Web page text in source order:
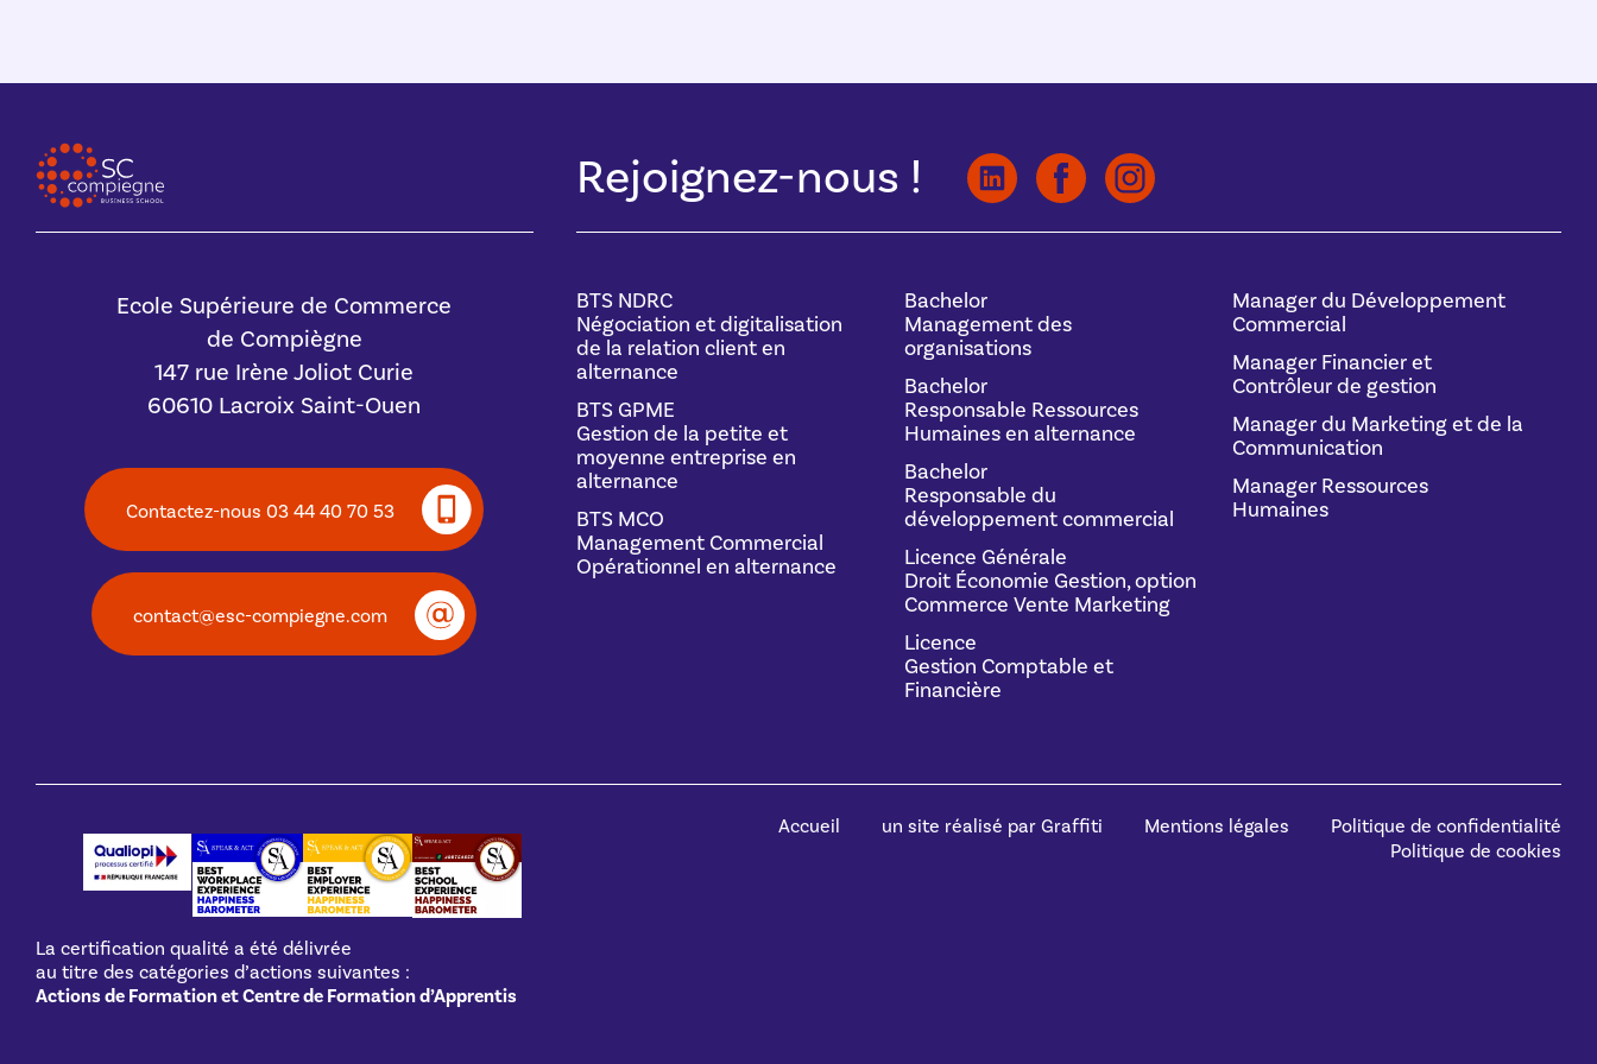
Rejoignez-nous !
Ecole Supérieure de Commerce
de Compiègne
147 rue Irène Joliot Curie
60610 Lacroix Saint-Ouen
Contactez-nous 03 44 40 70 53
contact@esc-compiegne.com
BTS NDRC
Négociation et digitalisation
de la relation client en
alternance
BTS GPME
Gestion de la petite et
moyenne entreprise en
alternance
BTS MCO
Management Commercial
Opérationnel en alternance
Bachelor
Management des
organisations
Bachelor
Responsable Ressources
Humaines en alternance
Bachelor
Responsable du
développement commercial
Licence Générale
Droit Économie Gestion, option
Commerce Vente Marketing
Licence
Gestion Comptable et
Financière
Manager du Développement
Commercial
Manager Financier et
Contrôleur de gestion
Manager du Marketing et de la
Communication
Manager Ressources
Humaines
La certification qualité a été délivrée
au titre des catégories d’actions suivantes :
Actions de Formation et Centre de Formation d’Apprentis
Accueil un site réalisé par Graffiti Mentions légales
Politique de confidentialité
Politique de cookies